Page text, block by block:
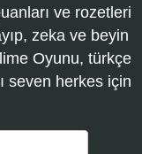
ve rozetleri
zeka ve beyin
Oyunu, türkçe
seven herkes için